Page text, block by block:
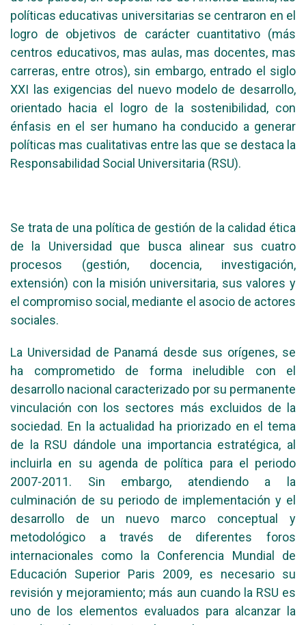
políticas educativas universitarias se centraron en el
logro de objetivos de carácter cuantitativo (más
centros educativos, mas aulas, mas docentes, mas
carreras, entre otros), sin embargo, entrado el siglo
XXI las exigencias del nuevo modelo de desarrollo,
orientado hacia el logro de la sostenibilidad, con
énfasis en el ser humano ha conducido a generar
políticas mas cualitativas entre las que se destaca la
Responsabilidad Social Universitaria (RSU).
Se trata de una política de gestión de la calidad ética
de la Universidad que busca alinear sus cuatro
procesos (gestión, docencia, investigación,
extensión) con la misión universitaria, sus valores y
el compromiso social, mediante el asocio de actores
sociales.
La Universidad de Panamá desde sus orígenes, se
ha comprometido de forma ineludible con el
desarrollo nacional caracterizado por su permanente
vinculación con los sectores más excluidos de la
sociedad. En la actualidad ha priorizado en el tema
de la RSU dándole una importancia estratégica, al
incluirla en su agenda de política para el periodo
2007-2011. Sin embargo, atendiendo a la
culminación de su periodo de implementación y el
desarrollo de un nuevo marco conceptual y
metodológico a través de diferentes foros
internacionales como la Conferencia Mundial de
Educación Superior Paris 2009, es necesario su
revisión y mejoramiento; más aun cuando la RSU es
uno de los elementos evaluados para alcanzar la